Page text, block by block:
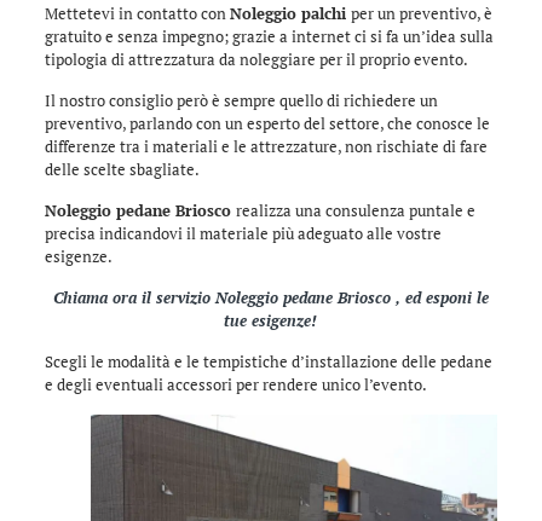
Mettetevi in contatto conNoleggio palchi per un preventivo, è
gratuito e senza impegno; grazie a internet ci si fa un’idea sulla
tipologia di attrezzatura da noleggiare per il proprio evento.
Il nostro consiglio però è sempre quello di richiedere un
preventivo, parlando con un esperto del settore, che conosce le
differenze tra i materiali e le attrezzature, non rischiate di fare
delle scelte sbagliate.
Noleggio pedane Briosco realizza una consulenza puntale e
precisa indicandovi il materiale più adeguato alle vostre
esigenze.
Chiama ora il servizio Noleggio pedane Briosco , ed esponi le
tue esigenze!
Scegli le modalità e le tempistiche d’installazione delle pedane
e degli eventuali accessori per rendere unico l’evento.